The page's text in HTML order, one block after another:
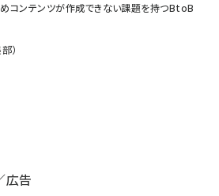
コンテンツが作成できない課題を持つBtoB
）
広告